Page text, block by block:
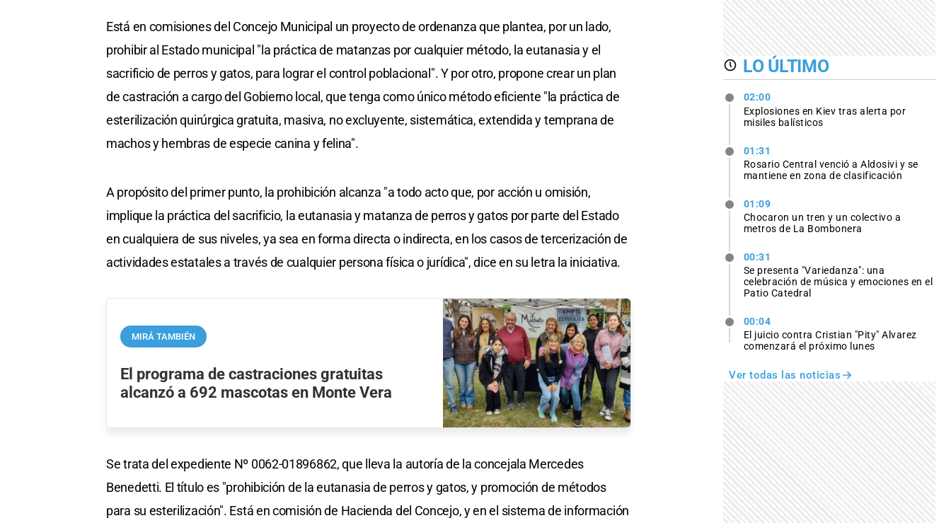
Está en comisiones del Concejo Municipal un proyecto de ordenanza que plantea, por un lado,
prohibir al Estado municipal "la práctica de matanzas por cualquier método, la eutanasia y el
sacrificio de perros y gatos, para lograr el control poblacional". Y por otro, propone crear un plan
de castración a cargo del Gobierno local, que tenga como único método eficiente "la práctica de
esterilización quirúrgica gratuita, masiva, no excluyente, sistemática, extendida y temprana de
machos y hembras de especie canina y felina".
A propósito del primer punto, la prohibición alcanza "a todo acto que, por acción u omisión,
implique la práctica del sacrificio, la eutanasia y matanza de perros y gatos por parte del Estado
en cualquiera de sus niveles, ya sea en forma directa o indirecta, en los casos de tercerización de
actividades estatales a través de cualquier persona física o jurídica", dice en su letra la iniciativa.
MIRÁ TAMBIÉN
El programa de castraciones gratuitas
alcanzó a 692 mascotas en Monte Vera
Se trata del expediente Nº 0062-01896862, que lleva la autoría de la concejala Mercedes
Benedetti. El título es "prohibición de la eutanasia de perros y gatos, y promoción de métodos
para su esterilización". Está en comisión de Hacienda del Concejo, y en el sistema de información
LO ÚLTIMO
02:00
Explosiones en Kiev tras alerta por
misiles balísticos
01:31
Rosario Central venció a Aldosivi y se
mantiene en zona de clasificación
01:09
Chocaron un tren y un colectivo a
metros de La Bombonera
00:31
Se presenta "Variedanza": una
celebración de música y emociones en el
Patio Catedral
00:04
El juicio contra Cristian "Pity" Alvarez
comenzará el próximo lunes
Ver todas las noticias